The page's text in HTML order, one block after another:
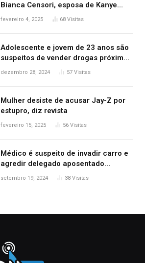
Bianca Censori, esposa de Kanye
West que apareceu nua no Grammy
fevereiro 4, 2025 68 Visitas
Adolescente e jovem de 23 anos são
suspeitos de vender drogas próximo
de delegacia e escola, diz polícia
dezembro 28, 2024 57 Visitas
Mulher desiste de acusar Jay-Z por
estupro, diz revista
fevereiro 15, 2025 56 Visitas
Médico é suspeito de invadir carro e
agredir delegado aposentado
durante confusão no trânsito
setembro 19, 2024 38 Visitas